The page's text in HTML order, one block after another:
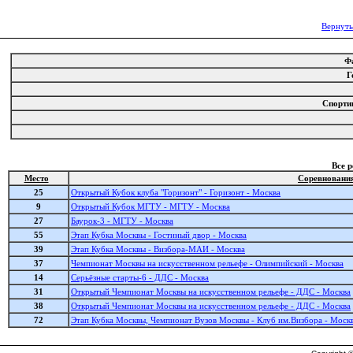
Все
Место
25
Открытый Кубок клуба "Горизонт" - Горизонт - Москва
9
Открытый Кубок МГТУ - МГТУ - Москва
27
Баурок-3 - МГТУ - Москва
55
Этап Кубка Москвы - Гостиный двор - Москва
39
Этап Кубка Москвы - Визбора-МАИ - Москва
37
Чемпионат Москвы на искусственном рельефе - Олимпийский - Москва
14
Серьёзные старты-6 - ДДС - Москва
31
Открытый Чемпионат Москвы на искусственном рельефе - ДДС - Москва
38
Открытый Чемпионат Москвы на искусственном рельефе - ДДС - Москва
72
Этап Кубка Москвы, Чемпионат Вузов Москвы - Клуб им.Визбора -